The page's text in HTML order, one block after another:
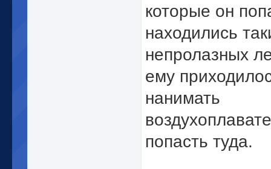
которые он
находились
непролазных
ему
нанимать
попасть туда.